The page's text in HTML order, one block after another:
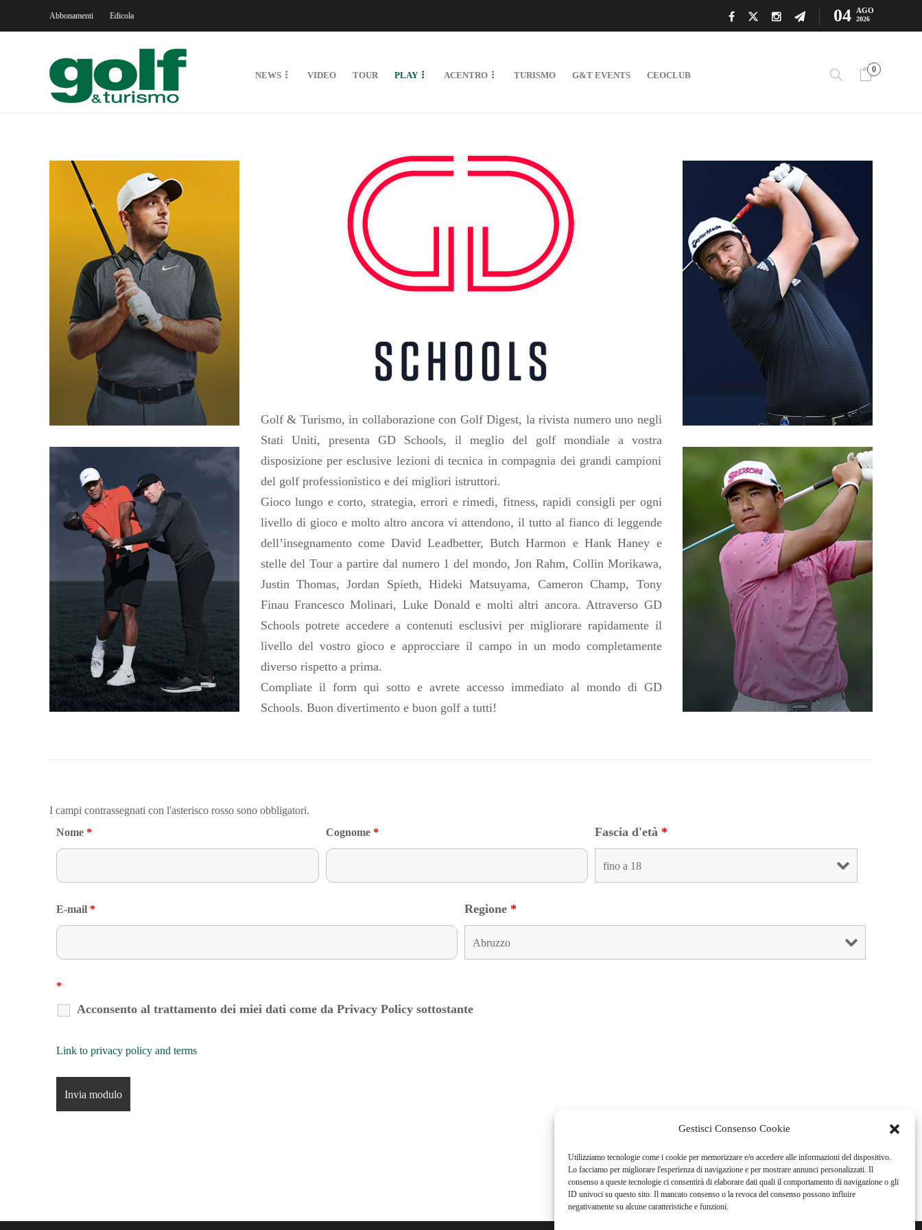
Gestisci Consenso Cookie
Utilizziamo tecnologie come i cookie per memorizzare e/o accedere alle informazioni del dispositivo.
Lo facciamo per migliorare l'esperienza di navigazione e per mostrare annunci personalizzati. Il
consenso a queste tecnologie ci consentirà di elaborare dati quali il comportamento di navigazione o gli
ID univoci su questo sito. Il mancato consenso o la revoca del consenso possono influire
negativamente su alcune caratteristiche e funzioni.
Abbonamenti Edicola 04 AGO
2026
NEWS VIDEO TOUR PLAY ACENTRO TURISMO G&T EVENTS CEOCLUB
0
Golf & Turismo, in collaborazione con Golf Digest, la rivista numero uno negli
Stati Uniti, presenta GD Schools, il meglio del golf mondiale a vostra
disposizione per esclusive lezioni di tecnica in compagnia dei grandi campioni
del golf professionistico e dei migliori istruttori.
Gioco lungo e corto, strategia, errori e rimedi, fitness, rapidi consigli per ogni
livello di gioco e molto altro ancora vi attendono, il tutto al fianco di leggende
dell’insegnamento come David Leadbetter, Butch Harmon e Hank Haney e
stelle del Tour a partire dal numero 1 del mondo, Jon Rahm, Collin Morikawa,
Justin Thomas, Jordan Spieth, Hideki Matsuyama, Cameron Champ, Tony
Finau Francesco Molinari, Luke Donald e molti altri ancora. Attraverso GD
Schools potrete accedere a contenuti esclusivi per migliorare rapidamente il
livello del vostro gioco e approcciare il campo in un modo completamente
diverso rispetto a prima.
Compliate il form qui sotto e avrete accesso immediato al mondo di GD
Schools. Buon divertimento e buon golf a tutti!
I campi contrassegnati con l'asterisco rosso sono obbligatori.
Nome * Cognome * Fascia d'età *
E-mail * Regione *
*
Acconsento al trattamento dei miei dati come da Privacy Policy sottostante
Link to privacy policy and terms